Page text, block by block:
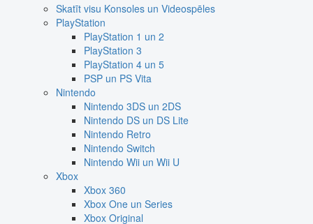
Skatīt visu Konsoles un Videospēles
PlayStation
PlayStation 1 un 2
PlayStation 3
PlayStation 4 un 5
PSP un PS Vita
Nintendo
Nintendo 3DS un 2DS
Nintendo DS un DS Lite
Nintendo Retro
Nintendo Switch
Nintendo Wii un Wii U
Xbox
Xbox 360
Xbox One un Series
Xbox Original